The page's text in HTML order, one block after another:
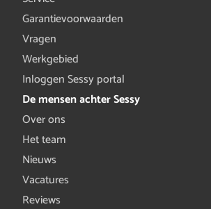
Garantievoorwaarden
Vragen
Werkgebied
Inloggen Sessy portal
De mensen achter Sessy
Over ons
Het team
Nieuws
Vacatures
Reviews